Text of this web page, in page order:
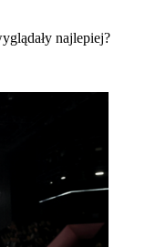
najlepiej?